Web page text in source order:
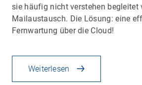
sie häufig nicht verstehen begleitet
Mailaustausch. Die Lösung: eine
Fernwartung über die Cloud!
Weiterlesen